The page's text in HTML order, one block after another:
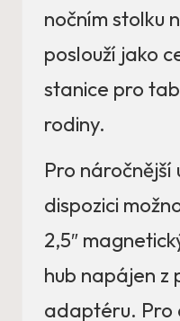
nočním stolku
poslouží jako
stanice pro
rodiny.
Pro náročnější
dispozici
2,5″
hub napájen z
adaptéru. Pro